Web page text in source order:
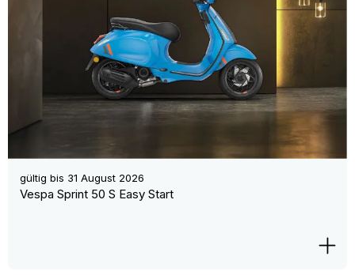
gültig bis 31 August 2026
Vespa Sprint 50 S Easy Start